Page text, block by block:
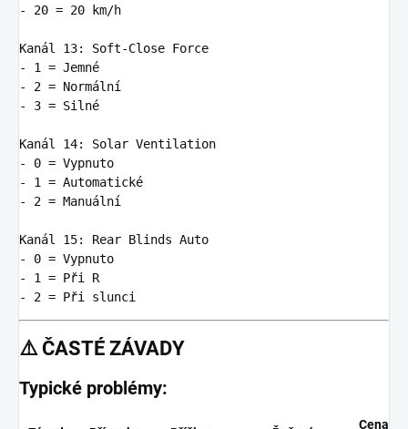
-
20 = 20 km/h
Kanál 13:
Soft-Close Force
-
1 = Jemné
-
2 = Normální
-
3 = Silné
Kanál 14:
Solar Ventilation
-
0 = Vypnuto
-
1 = Automatické
-
2 = Manuální
Kanál 15:
Rear Blinds Auto
-
0 = Vypnuto
-
1 = Při R
-
2 = Při slunci
⚠️ ČASTÉ ZÁVADY
Typické problémy:
Cena